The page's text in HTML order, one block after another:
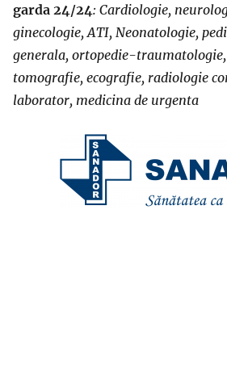
garda 24/24: Cardiologie,
ginecologie, ATI, Neonatologie,
generala, ortopedie-
tomografie, ecografie, radiologie
laborator, medicina de urgenta